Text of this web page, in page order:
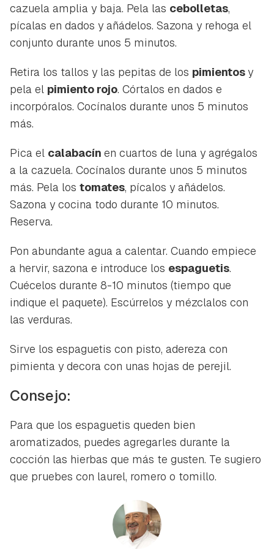
cazuela amplia y baja. Pela las cebolletas,
pícalas en dados y añádelos. Sazona y rehoga el
conjunto durante unos 5 minutos.
Retira los tallos y las pepitas de los pimientosy
pela el pimiento rojo. Córtalos en dados e
incorpóralos. Cocínalos durante unos 5 minutos
más.
Pica el calabacín en cuartos de luna y agrégalos
a la cazuela. Cocínalos durante unos 5 minutos
más. Pela los tomates, pícalos y añádelos.
Sazona y cocina todo durante 10 minutos.
Reserva.
Pon abundante agua a calentar. Cuando empiece
a hervir, sazona e introduce los espaguetis.
Cuécelos durante 8-10 minutos (tiempo que
indique el paquete). Escúrrelos y mézclalos con
las verduras.
Sirve los espaguetis con pisto, adereza con
pimienta y decora con unas hojas de perejil.
Consejo:
Para que los espaguetis queden bien
aromatizados, puedes agregarles durante la
cocción las hierbas que más te gusten. Te sugiero
que pruebes con laurel, romero o tomillo.